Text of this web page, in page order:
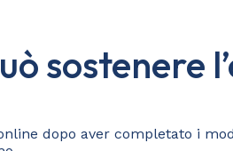
sostenere
dopo aver completato i